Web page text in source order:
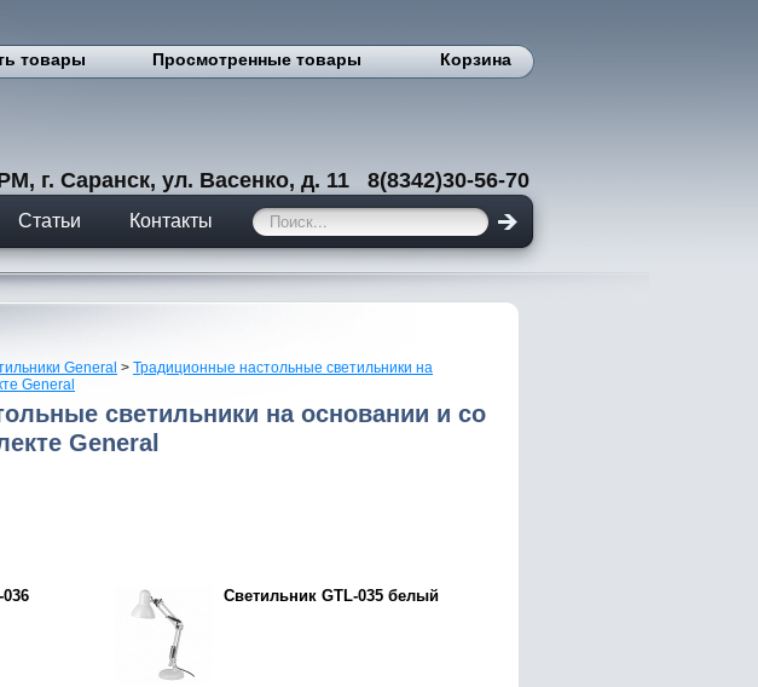
товары Просмотренные товары Корзина
ул. Васенко, д. 11 8(8342)30-56-70
Статьи Контакты
General > Традиционные настольные светильники на
General
светильники на основании и со
General
Светильник GTL-035 белый